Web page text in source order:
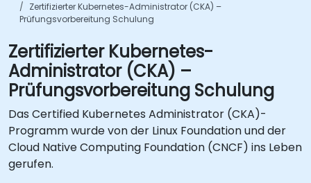
Zertifizierter Kubernetes-Administrator (CKA) –
Prüfungsvorbereitung Schulung
Zertifizierter Kubernetes-
Administrator (CKA) –
Prüfungsvorbereitung Schulung
Das Certified Kubernetes Administrator (CKA)-
Programm wurde von der Linux Foundation und der
Cloud Native Computing Foundation (CNCF) ins Leben
gerufen.